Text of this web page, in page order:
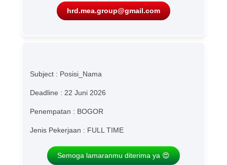
hrd.mea.group@gmail.com
Subject : Posisi_Nama
Deadline : 22 Juni 2026
Penempatan : BOGOR
Jenis Pekerjaan : FULL TIME
Semoga lamaranmu diterima ya 😍